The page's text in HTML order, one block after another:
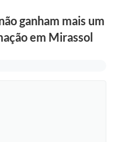
ganham mais um
em Mirassol